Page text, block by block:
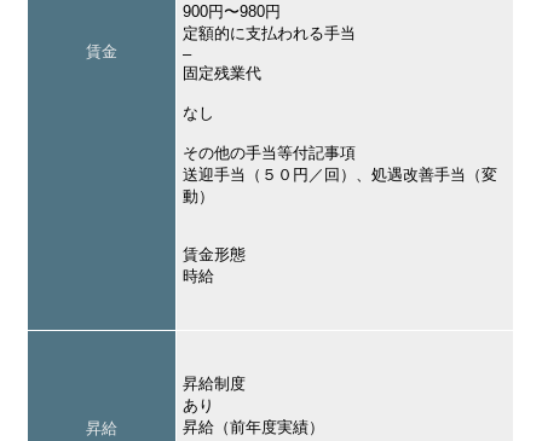
賃金
900円〜980円
定額的に支払われる手当
–
固定残業代
なし
その他の手当等付記事項
送迎手当（５０円／回）、処遇改善手当（変
動）
賃金形態
時給
昇給
昇給制度
あり
昇給（前年度実績）